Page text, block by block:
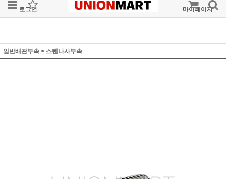
로그인 회원가입 주문조회 마이페이지
일반배관부속 > 스텐나사부속